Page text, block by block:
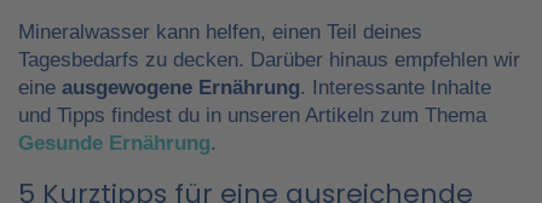
Mineralwasser kann helfen, einen Teil deines
Tagesbedarfs zu decken. Darüber hinaus empfehlen wir
eine ausgewogene Ernährung. Interessante Inhalte
und Tipps findest du in unseren Artikeln zum Thema
Gesunde Ernährung.
5 Kurztipps für eine ausreichende